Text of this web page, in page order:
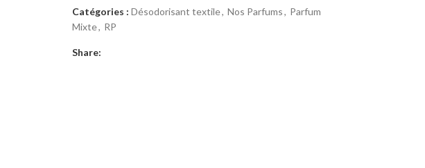
Catégories : Désodorisant textile, Nos Parfums, Parfum
Mixte, RP
Share: